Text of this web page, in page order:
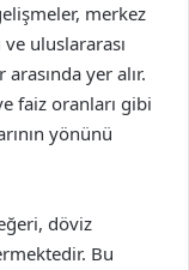
merkez
uluslararası
yer alır.
faiz oranları gibi
yönünü
döviz
Bu